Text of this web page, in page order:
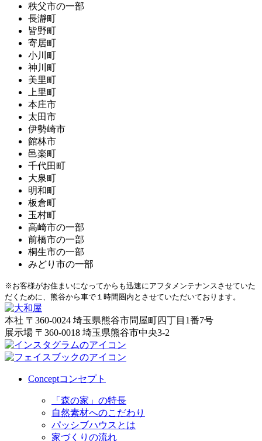
秩父市の一部
長瀞町
皆野町
寄居町
小川町
神川町
美里町
上里町
本庄市
太田市
伊勢崎市
館林市
邑楽町
千代田町
大泉町
明和町
板倉町
玉村町
高崎市の一部
前橋市の一部
桐生市の一部
みどり市の一部
※お客様がお住まいになってからも迅速にアフタメンテナンスさせていた
だくために、熊谷から車で１時間圏内とさせていただいております。
本社 〒360-0024 埼玉県熊谷市問屋町四丁目1番7号
展示場 〒360-0018 埼玉県熊谷市中央3-2
Conceptコンセプト
「森の家」の特長
自然素材へのこだわり
パッシブハウスとは
家づくりの流れ